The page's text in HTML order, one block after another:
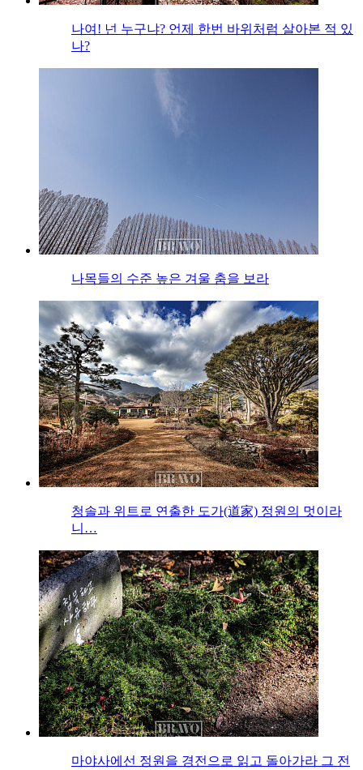
나여! 넌 누구냐? 언제 한번 바위처럼 살아본 적 있
나?
나목들의 수준 높은 겨울 춤을 보라
청솔과 위트로 연출한 도가(道家) 정원의 멋이라
니…
마야사에선 정원을 경전으로 읽고 돌아가라 그 전